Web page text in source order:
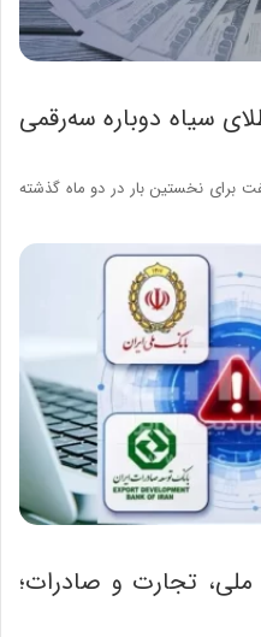
سیاه دوباره سه‌رقمی
برای نخستین بار در دو ماه گذشته
ملی، تجارت و صادرات؛